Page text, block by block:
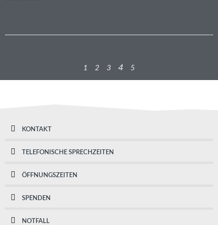
1 2 3 4 5
KONTAKT
TELEFONISCHE SPRECHZEITEN
ÖFFNUNGSZEITEN
SPENDEN
NOTFALL